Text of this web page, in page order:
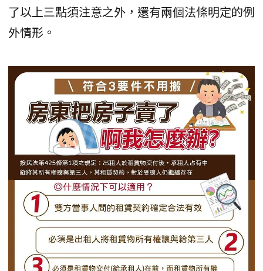
了以上三點須注意之外，還有兩個法條明定的例
外情形。